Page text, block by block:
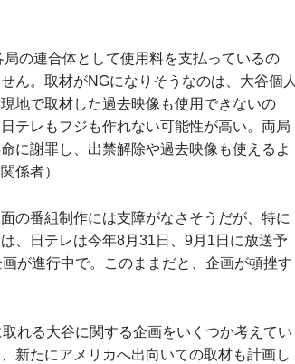
の連合体として使用料を支払っているの
ん。取材がNGになりそうなのは、大谷個人
地で取材した過去映像も使用できないの
テレもフジも作れない可能性が高い。両局
に謝罪し、出禁解除や過去映像も使えるよ
係者）
の番組制作には支障がなさそうだが、特に
、日テレは今年8月31日、9月1日に放送予
が進行中で。このままだと、企画が頓挫す
れる大谷に関する企画をいくつか考えてい
新たにアメリカへ出向いての取材も計画し